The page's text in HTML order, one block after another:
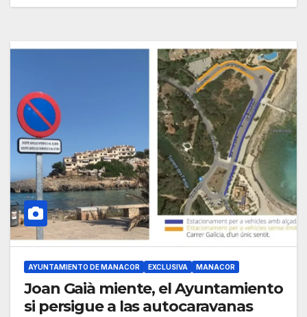
AYUNTAMIENTO DE MANACOR EXCLUSIVA MANACOR
Joan Gaià miente, el Ayuntamiento
si persigue a las autocaravanas